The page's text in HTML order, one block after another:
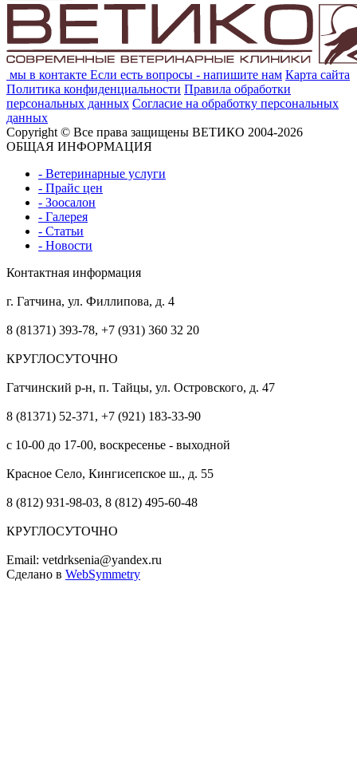
мы в контакте Если есть вопросы - напишите нам Карта сайта
Политика конфиденциальности Правила обработки
персональных данных Согласие на обработку персональных
данных
Copyright © Все права защищены ВЕТИКО 2004-2026
ОБЩАЯ ИНФОРМАЦИЯ
- Ветеринарные услуги
- Прайс цен
- Зоосалон
- Галерея
- Статьи
- Новости
Контактная информация
г. Гатчина, ул. Филлипова, д. 4
8 (81371) 393-78, +7 (931) 360 32 20
КРУГЛОСУТОЧНО
Гатчинский р-н, п. Тайцы, ул. Островского, д. 47
8 (81371) 52-371, +7 (921) 183-33-90
с 10-00 до 17-00, воскресенье - выходной
Красное Село, Кингисепское ш., д. 55
8 (812) 931-98-03, 8 (812) 495-60-48
КРУГЛОСУТОЧНО
Email: vetdrksenia@yandex.ru
Сделано в WebSymmetry